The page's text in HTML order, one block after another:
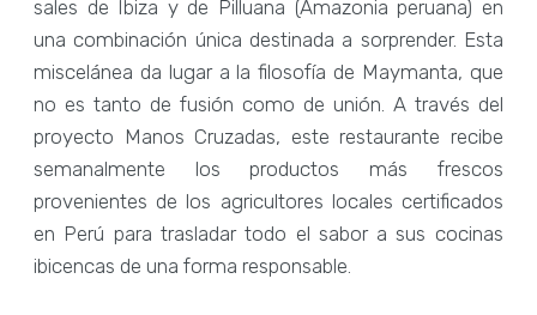
sales de Ibiza y de Pilluana (Amazonia peruana) en
una combinación única destinada a sorprender. Esta
miscelánea da lugar a la filosofía de Maymanta, que
no es tanto de fusión como de unión. A través del
proyecto Manos Cruzadas, este restaurante recibe
semanalmente los productos más frescos
provenientes de los agricultores locales certificados
en Perú para trasladar todo el sabor a sus cocinas
ibicencas de una forma responsable.